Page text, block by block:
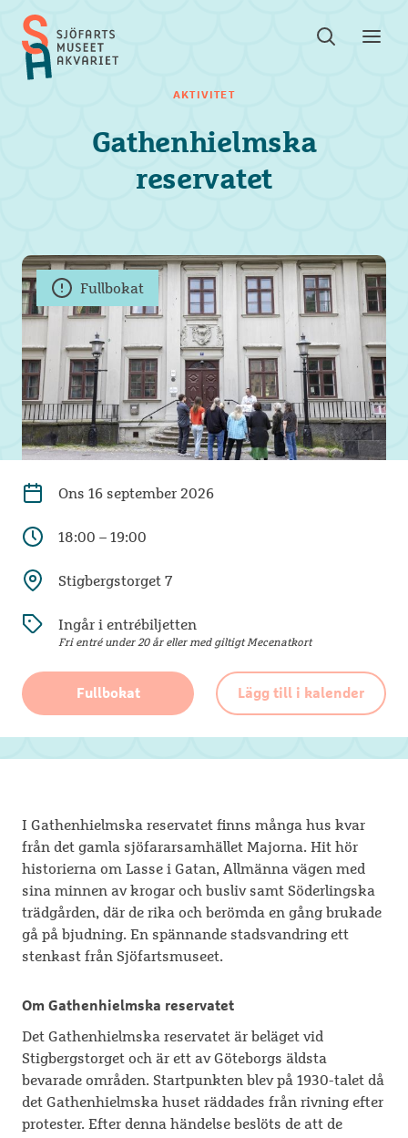
Sjöfartsmuseet
Toggle
AKTIVITET
Gathenhielmska
reservatet
Fullbokat
Ons 16 september 2026
18:00 – 19:00
Stigbergstorget 7
Ingår i entrébiljetten
Fri entré under 20 år eller med giltigt Mecenatkort
Fullbokat Lägg till i kalender
I Gathenhielmska reservatet finns många hus kvar
från det gamla sjöfararsamhället Majorna. Hit hör
historierna om Lasse i Gatan, Allmänna vägen med
sina minnen av krogar och busliv samt Söderlingska
trädgården, där de rika och berömda en gång brukade
gå på bjudning. En spännande stadsvandring ett
stenkast från Sjöfartsmuseet.
Om Gathenhielmska reservatet
Det Gathenhielmska reservatet är beläget vid
Stigbergstorget och är ett av Göteborgs äldsta
bevarade områden. Startpunkten blev på 1930-talet då
det Gathenhielmska huset räddades från rivning efter
protester. Efter denna händelse beslöts de att de